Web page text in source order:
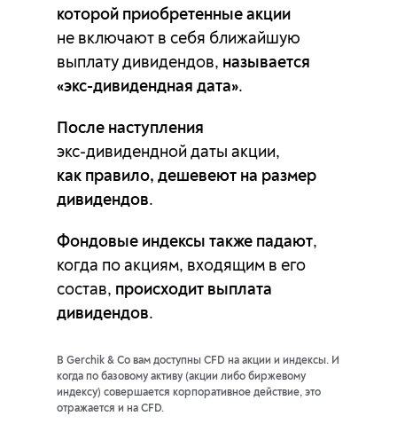
которой приобретенные акции
не включают в себя ближайшую
выплату дивидендов, называется
«экс-дивидендная дата».
После наступления
как правило, дешевеют на размер
дивидендов.
Фондовые индексы также падают,
когда по акциям, входящим в его
состав, происходит выплата
дивидендов.
В Gerchik & Co вам доступны CFD на акции и индексы. И
когда по базовому активу (акции либо биржевому
индексу) совершается корпоративное действие, это
отражается и на CFD.